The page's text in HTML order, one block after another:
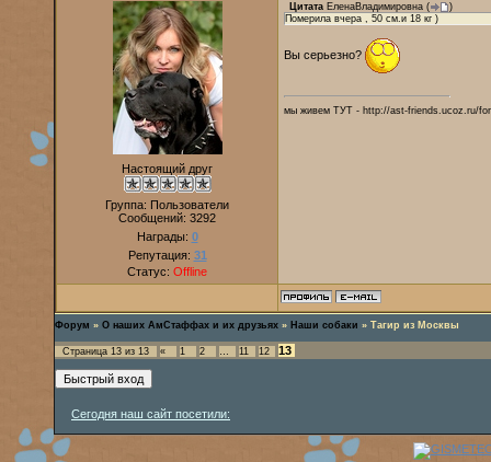
Настоящий друг
Группа: Пользователи
Сообщений: 3292
Награды: 0
Репутация: 31
Статус: Offline
Цитата ЕленаВладимировна (
)
Померила вчера , 50 см.и 18 кг )
Вы серьезно?
мы живем ТУТ - http://ast-friends.ucoz.ru/
Форум » О наших АмСтаффах и их друзьях » Наши собаки » Тагир из Москвы
Страница 13 из 13 « 1 2 … 11 12 13
Сегодня наш сайт посетили: